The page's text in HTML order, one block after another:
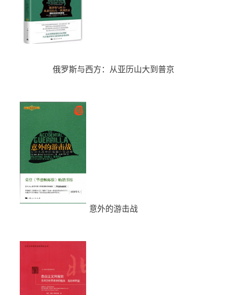
俄罗斯与西方：从亚历山大到普京
意外的游击战